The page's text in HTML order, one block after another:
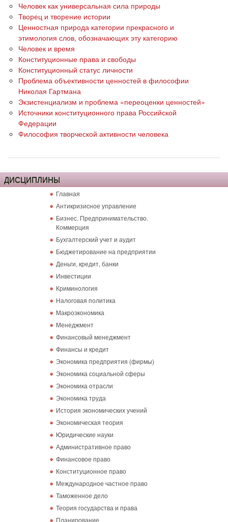
Человек как универсальная сила природы
Творец и творение истории
Ценностная природа категории прекрасного и
этимология слов, обозначающих эту категорию
Человек и время
Конституционные права и свободы
Конституционный статус личности
Проблема объективности ценностей в философии
Николая Гартмана
Экзистенциализм и проблема «переоценки ценностей»
Источники конституционного права Российской
Федерации
Философия творческой активности человека
ДИСЦИПЛИНЫ
Главная
Антикризисное управление
Бизнес. Предпринимательство.
Коммерция
Бухгалтерский учет и аудит
Бюджетирование на предприятии
Деньги, кредит, банки
Инвестиции
Криминология
Налоговая политика
Макроэкономика
Менеджмент
Финансовый менеджмент
Финансы и кредит
Экономика предприятия (фирмы)
Экономика социальной сферы
Экономика отрасли
Экономика труда
История экономических учений
Экономическая теория
Юридические науки
Административное право
Финансовое право
Конституционное право
Международное частное право
Таможенное дело
Теория государства и права
Планирование